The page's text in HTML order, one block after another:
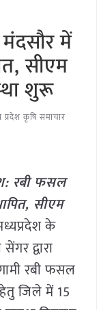
में
सीएम
शुरू
प्रदेश कृषि समाचार
रबी फसल
सीएम
के
द्वारा
रबी फसल
जिले में 15